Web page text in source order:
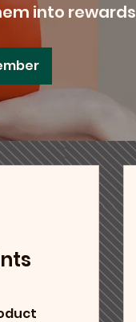
into rewards